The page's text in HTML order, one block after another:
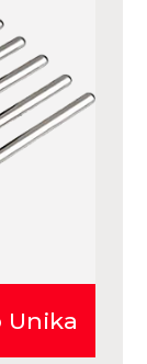
Unika